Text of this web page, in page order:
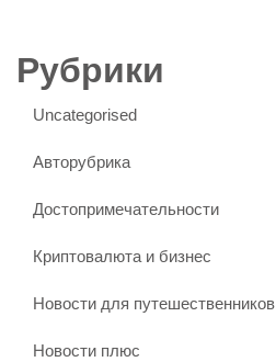
Рубрики
Uncategorised
Авторубрика
Достопримечательности
Криптовалюта и бизнес
Новости для путешественников
Новости плюс